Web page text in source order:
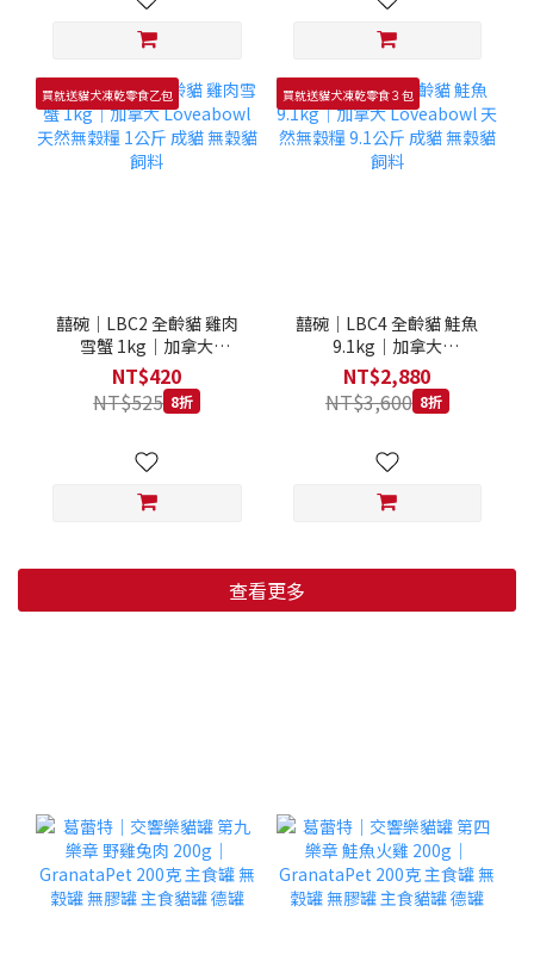
買就送貓犬凍乾零食乙包
囍碗｜LBC2 全齡貓 雞肉
雪蟹 1kg｜加拿大
Loveabowl 天然無穀糧 1
公斤 成貓 無穀貓飼料
NT$420
NT$525 8折
買就送貓犬凍乾零食３包
囍碗｜LBC4 全齡貓 鮭魚
9.1kg｜加拿大
Loveabowl 天然無穀糧
9.1公斤 成貓 無穀貓飼料
NT$2,880
NT$3,600 8折
查看更多